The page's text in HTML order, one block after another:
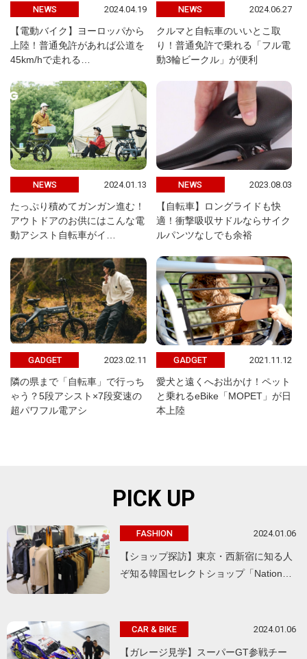
NEWS 2024.04.19
【電動バイク】ヨーロッパから
上陸！普通免許があれば公道を
45km/hで走れる…
NEWS 2024.06.27
クルマと自転車のいいとこ取
り！普通免許で乗れる「フル電
動3輪ビークル」が便利
NEWS 2024.01.13
たっぷり積めてガンガン進む！
アウトドアのお供にはこんな電
動アシスト自転車がイ…
NEWS 2023.08.03
【自転車】ロングライドも快
適！衝撃吸収サドルならサイク
ルパンツなしでも余裕
GADGET 2023.02.11
隣の県まで「自転車」で行っち
ゃう？5段アシスト×7段変速の
超パワフル電アシ
GADGET 2021.11.12
愛犬と遠くへお出かけ！ペット
と乗れるeBike「MOPET」が日
本上陸
PICK UP
FASHION 2024.01.06
【ショップ探訪】東京・西新宿に知る人
ぞ知る韓国セレクトショップ「Nation…
CAR & BIKE 2024.01.06
【ガレージ見学】スーパーGT参戦チー